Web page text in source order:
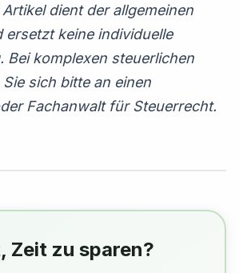
dient der allgemeinen
ersetzt keine individuelle
Bei komplexen steuerlichen
sich bitte an einen
Fachanwalt für Steuerrecht.
Zeit zu sparen?